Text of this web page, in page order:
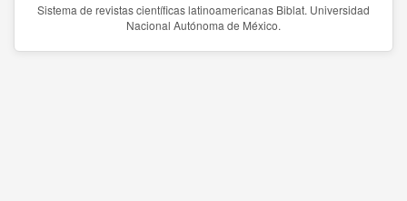
Sistema de revistas científicas latinoamericanas Biblat. Universidad
Nacional Autónoma de México.